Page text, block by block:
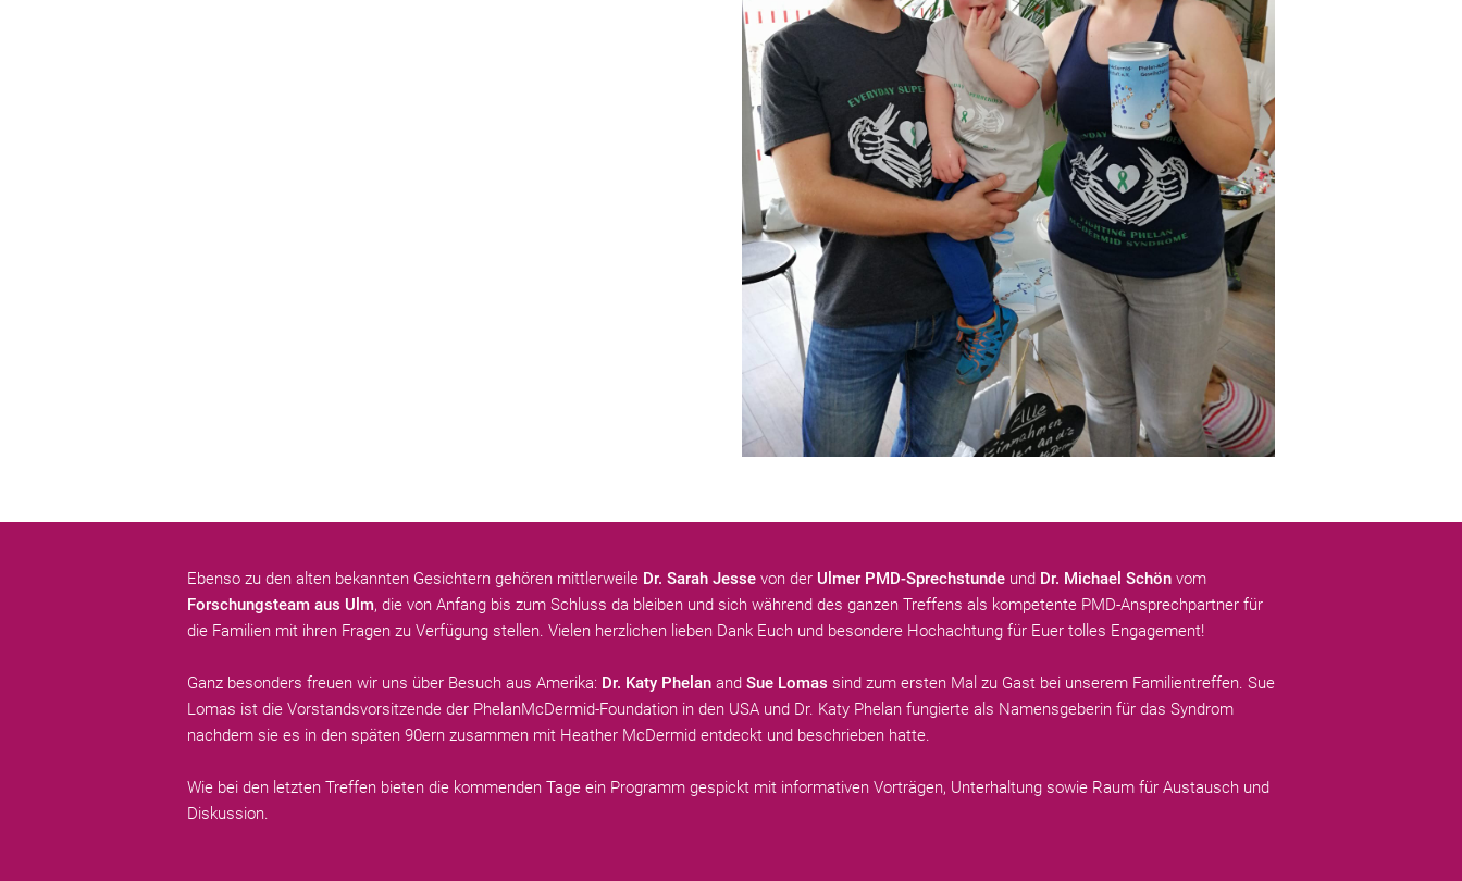
Ebenso zu den alten bekannten Gesichtern gehören mittlerweile Dr. Sarah Jesse von der Ulmer PMD-Sprechstunde und Dr. Michael Schön vom
Forschungsteam aus Ulm, die von Anfang bis zum Schluss da bleiben und sich während des ganzen Treffens als kompetente PMD-Ansprechpartner für
die Familien mit ihren Fragen zu Verfügung stellen. Vielen herzlichen lieben Dank Euch und besondere Hochachtung für Euer tolles Engagement!
Ganz besonders freuen wir uns über Besuch aus Amerika: Dr. Katy Phelan and Sue Lomas sind zum ersten Mal zu Gast bei unserem Familientreffen. Sue
Lomas ist die Vorstandsvorsitzende der PhelanMcDermid-Foundation in den USA und Dr. Katy Phelan fungierte als Namensgeberin für das Syndrom
nachdem sie es in den späten 90ern zusammen mit Heather McDermid entdeckt und beschrieben hatte.
Wie bei den letzten Treffen bieten die kommenden Tage ein Programm gespickt mit informativen Vorträgen, Unterhaltung sowie Raum für Austausch und
Diskussion.